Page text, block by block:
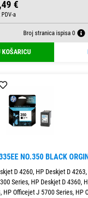
€
Broj stranica ispisa 0
KOŠARICU
NO.350 BLACK
D 4260, HP Deskjet D
Series, HP Deskjet D 4360,
HP Officejet J 5700 Series, HP